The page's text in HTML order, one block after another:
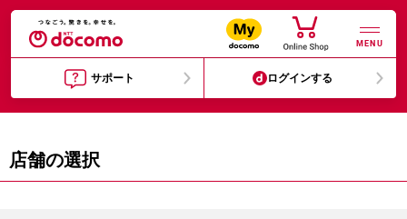
MENU
サポート ログインする
店舗の選択